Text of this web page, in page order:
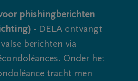
phishingberichten
- DELA ontvangt
berichten via
Onder het
tracht men